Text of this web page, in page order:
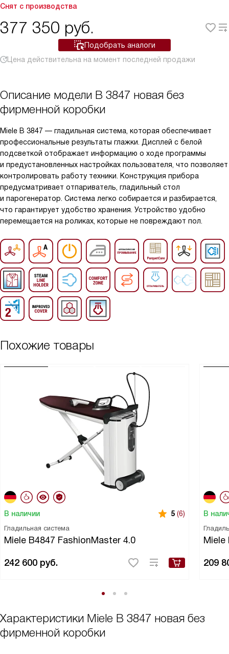
Снят с производства
377 350 руб.
Подобрать аналоги
Цена действительна на момент последней продажи
Описание модели B 3847 новая без
фирменной коробки
Miele B 3847 — гладильная система, которая обеспечивает
профессиональные результаты глажки. Дисплей с белой
подсветкой отображает информацию о ходе программы
и предустановленных настройках пользователя, что позволяет
контролировать работу техники. Конструкция прибора
предусматривает отпариватель, гладильный стол
и парогенератор. Система легко собирается и разбирается,
что гарантирует удобство хранения. Устройство удобно
перемещается на роликах, которые не повреждают пол.
Похожие товары
В наличии 5 (6)
Гладильная система
Miele B4847 FashionMaster 4.0
242 600 руб.
В
Miele
209
Характеристики Miele B 3847 новая без
фирменной коробки